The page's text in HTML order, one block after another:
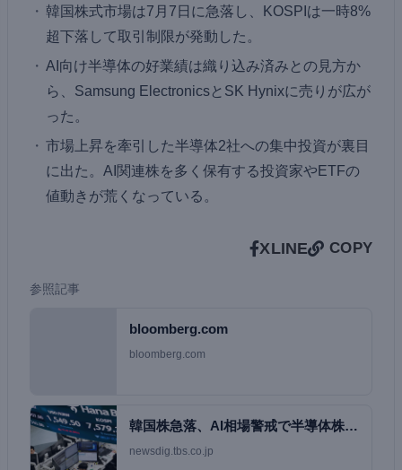
韓国株式市場は7月7日に急落し、KOSPIは一時8%
超下落して取引制限が発動した。
AI向け半導体の好業績は織り込み済みとの見方か
ら、Samsung ElectronicsとSK Hynixに売りが広が
った。
市場上昇を牽引した半導体2社への集中投資が裏目
に出た。AI関連株を多く保有する投資家やETFの
値動きが荒くなっている。
XLINE COPY
参照記事
bloomberg.com
bloomberg.com
韓国株急落、AI相場警戒で半導体株売
り－KOSP…
newsdig.tbs.co.jp